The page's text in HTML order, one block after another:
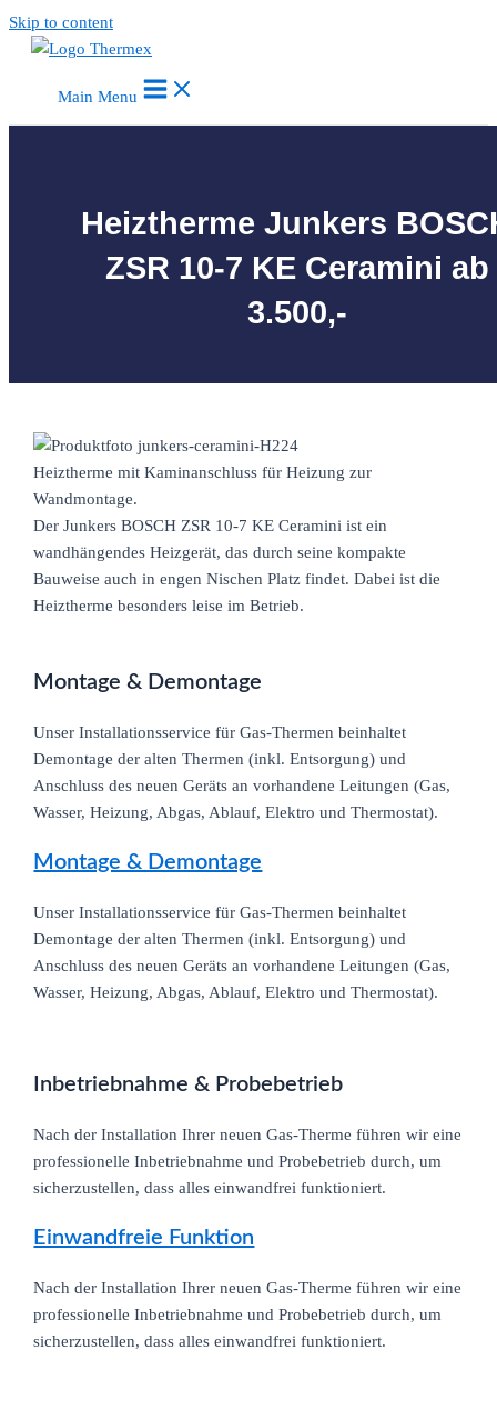
Skip to content
Main Menu
Heiztherme Junkers
ZSR 10-7 KE Ceramini ab
3.500,-
Heiztherme mit Kaminanschluss für Heizung zur
Wandmontage.
Der Junkers BOSCH ZSR 10-7 KE Ceramini ist ein
wandhängendes Heizgerät, das durch seine kompakte
Bauweise auch in engen Nischen Platz findet. Dabei ist die
Heiztherme besonders leise im Betrieb.
Montage & Demontage
Unser Installationsservice für Gas-Thermen beinhaltet
Demontage der alten Thermen (inkl. Entsorgung) und
Anschluss des neuen Geräts an vorhandene Leitungen (Gas,
Wasser, Heizung, Abgas, Ablauf, Elektro und Thermostat).
Montage & Demontage
Unser Installationsservice für Gas-Thermen beinhaltet
Demontage der alten Thermen (inkl. Entsorgung) und
Anschluss des neuen Geräts an vorhandene Leitungen (Gas,
Wasser, Heizung, Abgas, Ablauf, Elektro und Thermostat).
Inbetriebnahme & Probebetrieb
Nach der Installation Ihrer neuen Gas-Therme führen wir eine
professionelle Inbetriebnahme und Probebetrieb durch, um
sicherzustellen, dass alles einwandfrei funktioniert.
Einwandfreie Funktion
Nach der Installation Ihrer neuen Gas-Therme führen wir eine
professionelle Inbetriebnahme und Probebetrieb durch, um
sicherzustellen, dass alles einwandfrei funktioniert.